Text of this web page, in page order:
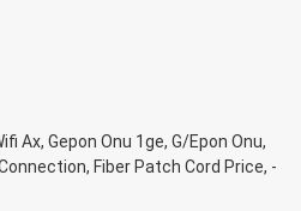
Ax, Gepon Onu 1ge, G/Epon Onu,
, Fiber Patch Cord Price, -